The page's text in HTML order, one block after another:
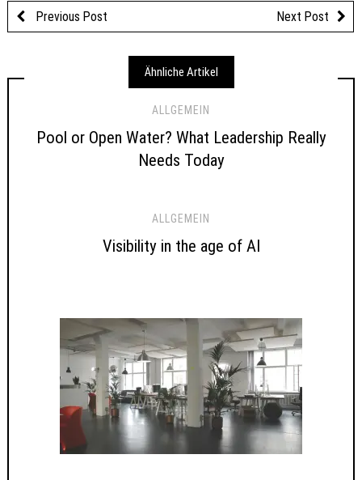
Previous Post Next Post
Ähnliche Artikel
ALLGEMEIN
Pool or Open Water? What Leadership Really
Needs Today
ALLGEMEIN
Visibility in the age of AI